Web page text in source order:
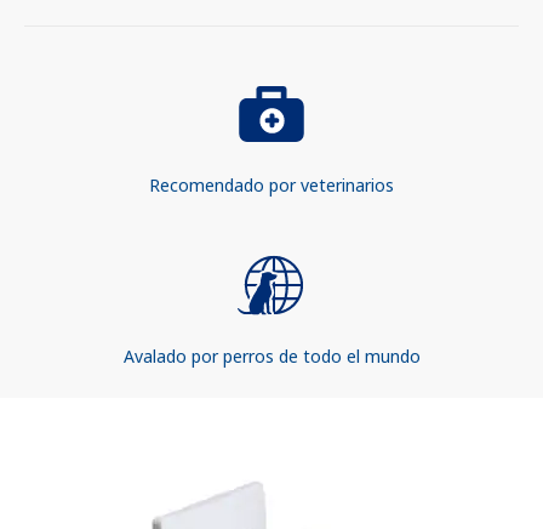
Recomendado por veterinarios
Avalado por perros de todo el mundo